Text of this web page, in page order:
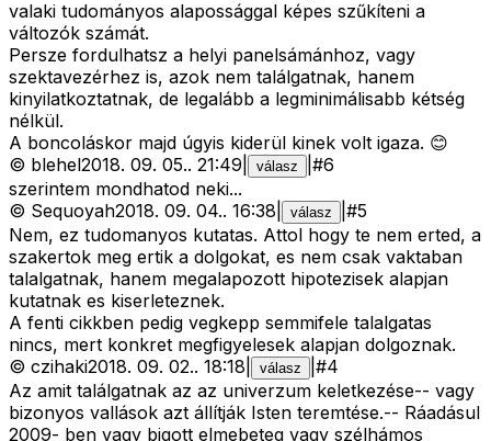
valaki tudományos alapossággal képes szűkíteni a
változók számát.
Persze fordulhatsz a helyi panelsámánhoz, vagy
szektavezérhez is, azok nem találgatnak, hanem
kinyilatkoztatnak, de legalább a legminimálisabb kétség
nélkül.
A boncoláskor majd úgyis kiderül kinek volt igaza. 😊
© blehel2018. 09. 05.. 21:49 válasz #6
szerintem mondhatod neki...
© Sequoyah2018. 09. 04.. 16:38 válasz #5
Nem, ez tudomanyos kutatas. Attol hogy te nem erted, a
szakertok meg ertik a dolgokat, es nem csak vaktaban
talalgatnak, hanem megalapozott hipotezisek alapjan
kutatnak es kiserleteznek.
A fenti cikkben pedig vegkepp semmifele talalgatas
nincs, mert konkret megfigyelesek alapjan dolgoznak.
© czihaki2018. 09. 02.. 18:18 válasz #4
Az amit találgatnak az az univerzum keletkezése-- vagy
bizonyos vallások azt állítják Isten teremtése.-- Ráadásul
2009- ben vagy bigott elmebeteg vagy szélhámos